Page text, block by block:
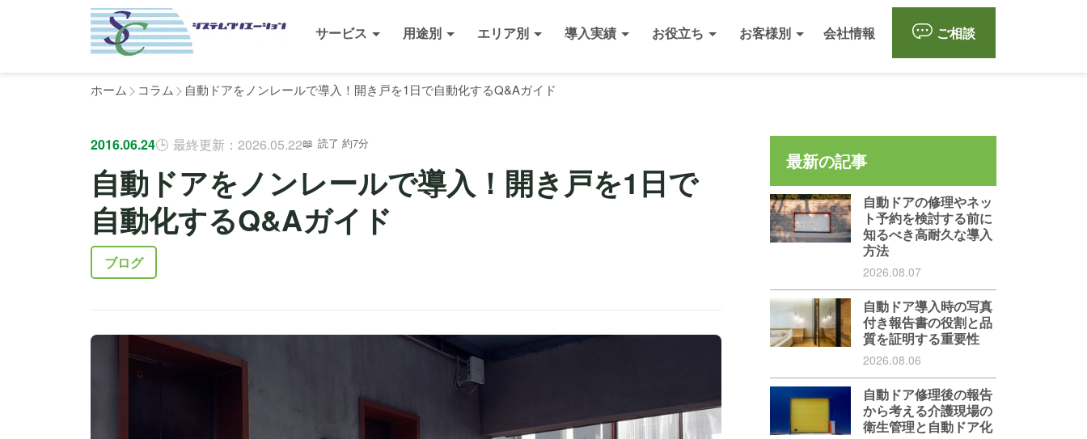
サービス 用途別 エリア別 導入実績 お役立ち お客様別 会社情報 ご相談
ホーム コラム 自動ドアをノンレールで導入！開き戸を1日で自動化するQ&Aガイド
2016.06.24 最終更新：2026.05.22 読了 約7分
自動ドアをノンレールで導入！開き戸を1日で
自動化するQ&Aガイド
ブログ
最新の記事
自動ドアの修理やネッ
ト予約を検討する前に
知るべき高耐久な導入
方法
2026.08.07
自動ドア導入時の写真
付き報告書の役割と品
質を証明する重要性
2026.08.06
自動ドア修理後の報告
から考える介護現場の
衛生管理と自動ドア化